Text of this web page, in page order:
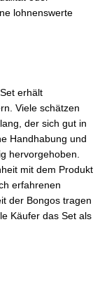
lohnenswerte
erhält
Viele schätzen
der sich gut in
Handhabung und
hervorgehoben.
mit dem Produkt
erfahrenen
der Bongos tragen
Käufer das Set als